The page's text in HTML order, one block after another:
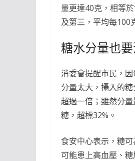
量更達40克，相等
及第三，平均每100
糖水分量也
消委會提醒市民，
分量太大，攝入的
超過一倍；雖然分
糖，超標32%。
食安中心表示，糖
可能患上高血壓、